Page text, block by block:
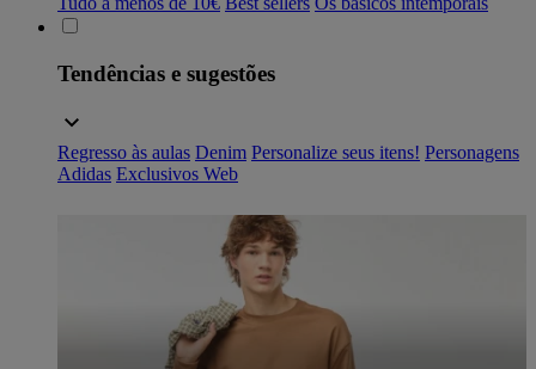
Tendências e sugestões
Regresso às aulas Denim Personalize seus itens! Personagens
Adidas Exclusivos Web